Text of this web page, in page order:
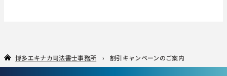
博多エキナカ司法書士事務所 割引キャンペーンのご案内